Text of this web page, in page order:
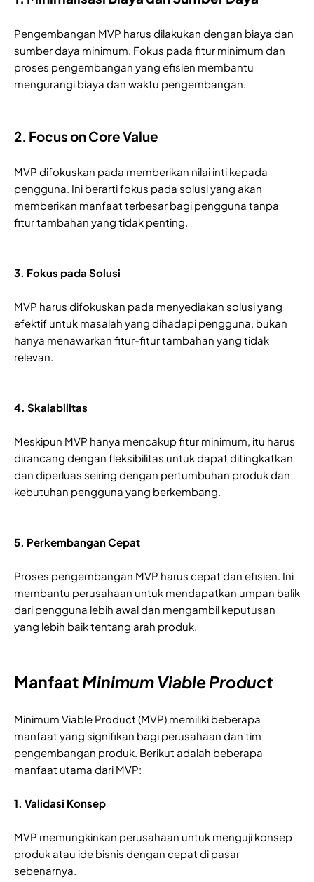
Pengembangan MVP harus dilakukan dengan biaya dan
sumber daya minimum. Fokus pada fitur minimum dan
proses pengembangan yang efisien membantu
mengurangi biaya dan waktu pengembangan.
2. Focus on Core Value
MVP difokuskan pada memberikan nilai inti kepada
pengguna. Ini berarti fokus pada solusi yang akan
memberikan manfaat terbesar bagi pengguna tanpa
fitur tambahan yang tidak penting.
3. Fokus pada Solusi
MVP harus difokuskan pada menyediakan solusi yang
efektif untuk masalah yang dihadapi pengguna, bukan
hanya menawarkan fitur-fitur tambahan yang tidak
relevan.
4. Skalabilitas
Meskipun MVP hanya mencakup fitur minimum, itu harus
dirancang dengan fleksibilitas untuk dapat ditingkatkan
dan diperluas seiring dengan pertumbuhan produk dan
kebutuhan pengguna yang berkembang.
5. Perkembangan Cepat
Proses pengembangan MVP harus cepat dan efisien. Ini
membantu perusahaan untuk mendapatkan umpan balik
dari pengguna lebih awal dan mengambil keputusan
yang lebih baik tentang arah produk.
Manfaat Minimum Viable Product
Minimum Viable Product (MVP) memiliki beberapa
manfaat yang signifikan bagi perusahaan dan tim
pengembangan produk. Berikut adalah beberapa
manfaat utama dari MVP:
1. Validasi Konsep
MVP memungkinkan perusahaan untuk menguji konsep
produk atau ide bisnis dengan cepat di pasar
sebenarnya.